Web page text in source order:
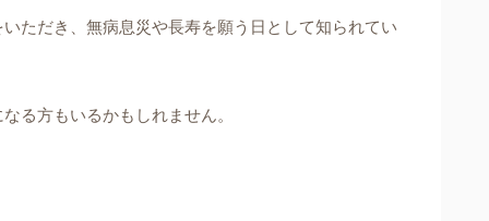
ただき、無病息災や長寿を願う日として知られてい
る方もいるかもしれません。